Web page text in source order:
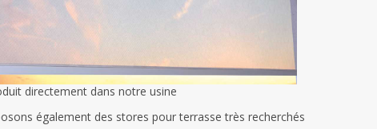
directement dans notre usine
également des stores pour terrasse très recherchés